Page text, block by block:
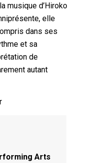
musique d’Hiroko
elle
dans ses
et sa
de
autant
Arts